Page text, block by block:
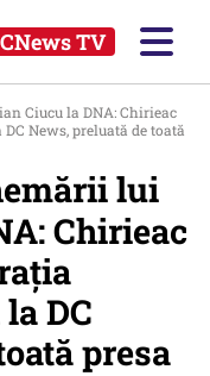
TV
Ciucu la DNA: Chirieac
News, preluată de toată
lui
Chirieac
DC
presa